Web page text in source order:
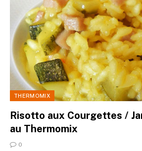
THERMOMIX
Risotto aux Courgettes /
au Thermomix
0